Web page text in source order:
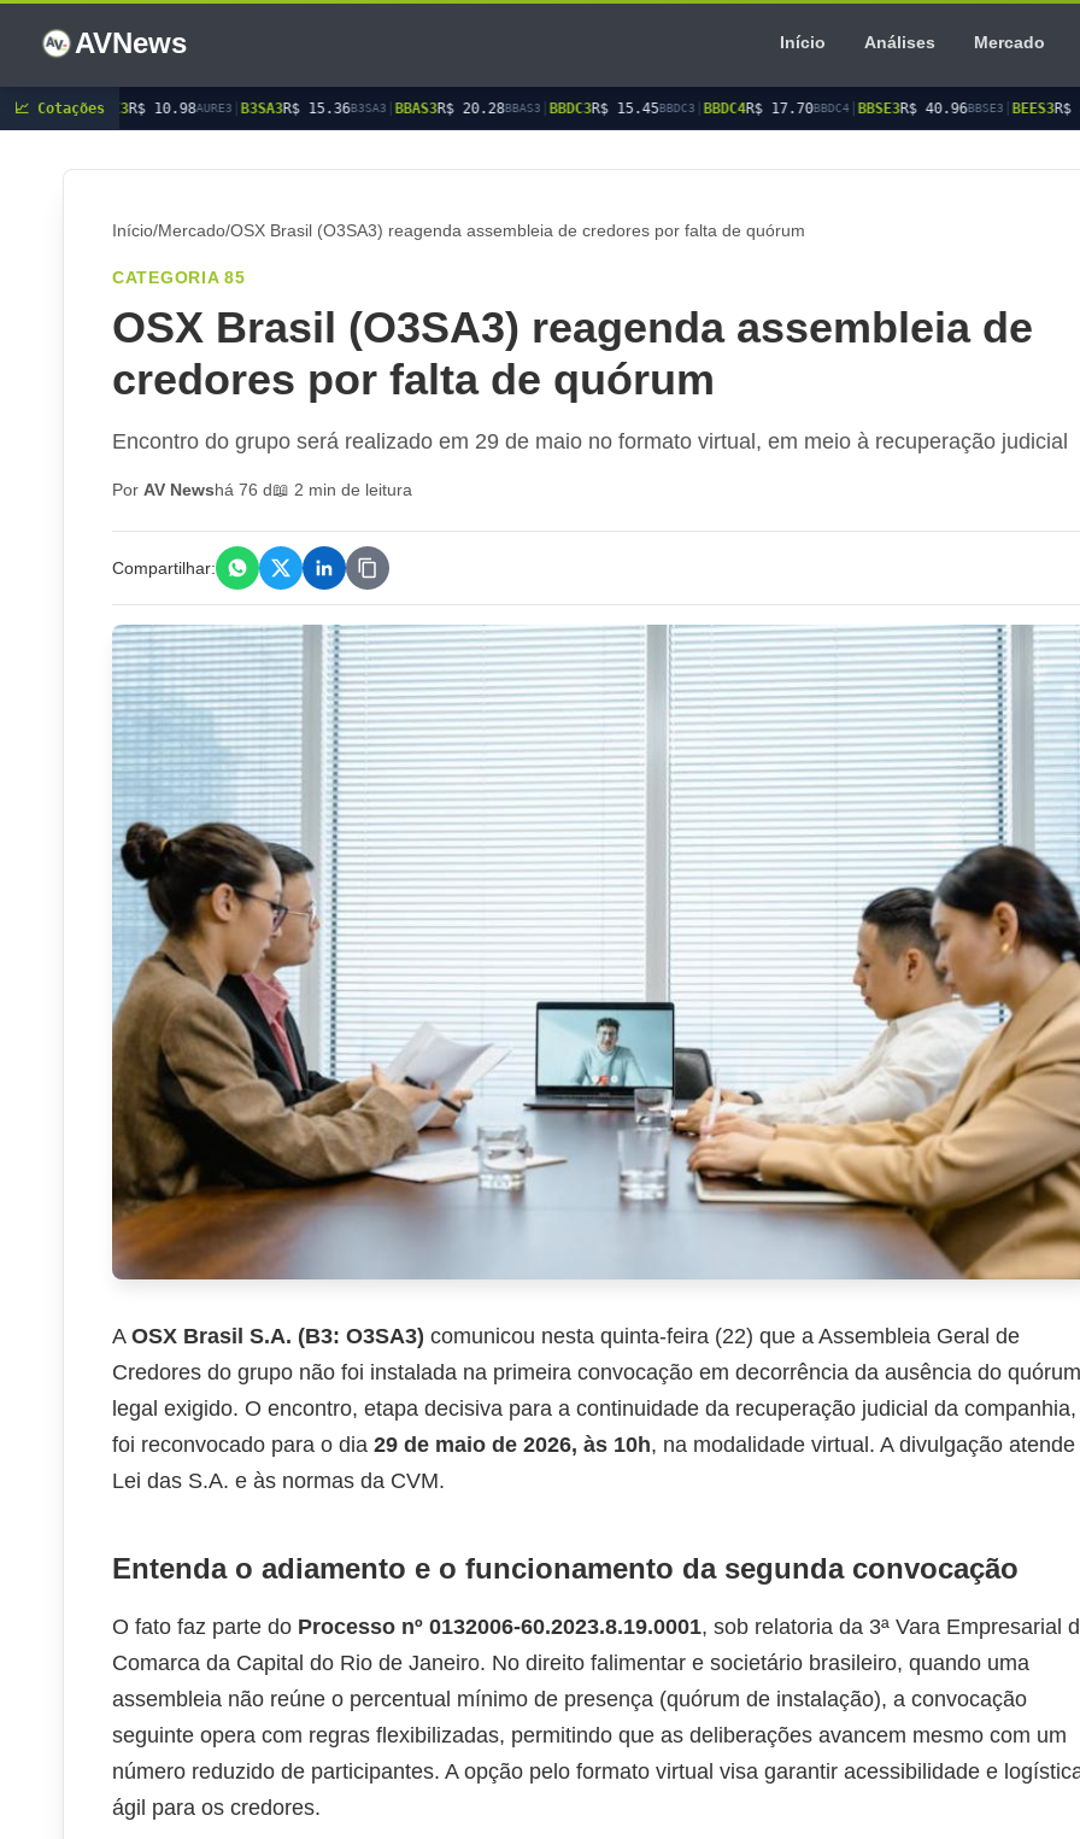
AVNews Início Análises Mercado
📈 Cotações
R$ 10.98 AURE3| B3SA3R$ 15.36B3SA3| BBAS3R$ 20.28BBAS3| BBDC3R$ 15.45BBDC3| BBDC4R$ 17.70BBDC4| BBSE3R$ 40.96BBSE3| BEES3R$ 8.77BEES3|
Início/Mercado/OSX Brasil (O3SA3) reagenda assembleia de credores por falta de quórum
CATEGORIA 85
OSX Brasil (O3SA3) reagenda assembleia de
credores por falta de quórum
Encontro do grupo será realizado em 29 de maio no formato virtual, em meio à recuperação judicial
Por AV Newshá 76 d📖 2 min de leitura
Compartilhar:
A OSX Brasil S.A. (B3: O3SA3) comunicou nesta quinta-feira (22) que a Assembleia Geral de
Credores do grupo não foi instalada na primeira convocação em decorrência da ausência do quórum
legal exigido. O encontro, etapa decisiva para a continuidade da recuperação judicial da companhia,
foi reconvocado para o dia 29 de maio de 2026, às 10h, na modalidade virtual. A divulgação atende
Lei das S.A. e às normas da CVM.
Entenda o adiamento e o funcionamento da segunda convocação
O fato faz parte do Processo nº 0132006-60.2023.8.19.0001, sob relatoria da 3ª Vara Empresarial
Comarca da Capital do Rio de Janeiro. No direito falimentar e societário brasileiro, quando uma
assembleia não reúne o percentual mínimo de presença (quórum de instalação), a convocação
seguinte opera com regras flexibilizadas, permitindo que as deliberações avancem mesmo com um
número reduzido de participantes. A opção pelo formato virtual visa garantir acessibilidade e
ágil para os credores.